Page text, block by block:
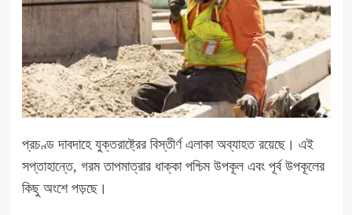
প্রচণ্ড দাবদাহে যুক্তরাষ্ট্রের বিস্তীর্ণ এলাকা অব্যাহত রয়েছে। এই
সপ্তাহান্তে, গরম তাপমাত্রার ধাক্কা পশ্চিম উপকূল এবং পূর্ব উপকূলের
কিছু অংশে পড়ছে।